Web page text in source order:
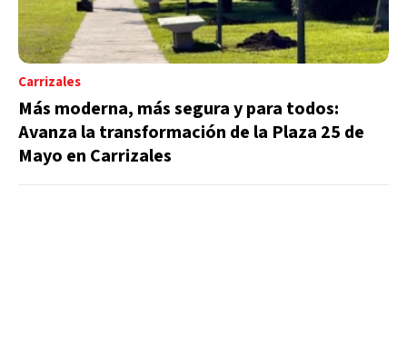
Carrizales
Más moderna, más segura y para todos:
Avanza la transformación de la Plaza 25 de
Mayo en Carrizales